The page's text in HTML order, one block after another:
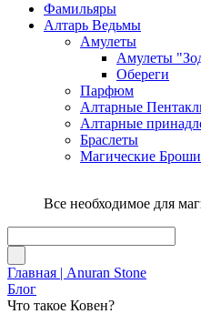
Фамильяры
Алтарь Ведьмы
Амулеты
Амулеты
Обереги
Парфюм
Алтарные
Алтарные
Браслеты
Магические Броши
Все необходимое для
Главная | Anuran Stone
Блог
Что такое Ковен?